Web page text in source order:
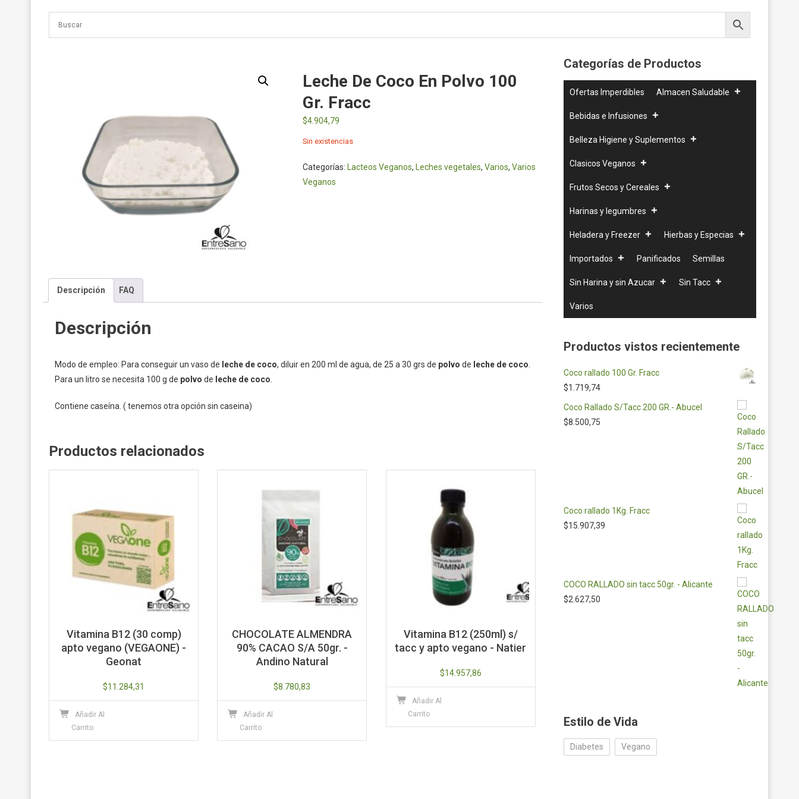
Leche De Coco En Polvo 100
Gr. Fracc
$4.904,79
Sin existencias
Categorías: Lacteos Veganos, Leches vegetales, Varios, Varios
Veganos
Descripción FAQ
Descripción
Modo de empleo: Para conseguir un vaso de leche de coco, diluir en 200 ml de agua, de 25 a 30 grs de polvo de leche de coco
Para un litro se necesita 100 g de polvo de leche de coco
Contiene caseína. ( tenemos otra opción sin caseina)
Productos relacionados
Vitamina B12 (30 comp)
apto vegano (VEGAONE) -
Geonat
$11.284,31
Añadir Al
Carrito
CHOCOLATE ALMENDRA
90% CACAO S/A 50gr. -
Andino Natural
$8.780,83
Añadir Al
Carrito
Vitamina B12 (250ml) s/
tacc y apto vegano - Natier
$14.957,86
Añadir Al
Carrito
Categorías de Productos
Ofertas Imperdibles Almacen Saludable
Bebidas e Infusiones
Belleza Higiene y Suplementos
Clasicos Veganos
Frutos Secos y Cereales
Harinas y legumbres
Heladera y Freezer Hierbas y Especias
Importados Panificados Semillas
Sin Harina y sin Azucar Sin Tacc
Varios
Productos vistos recientemente
Coco rallado 100 Gr. Fracc
$1.719,74
Coco Rallado S/Tacc 200 GR.- Abucel
$8.500,75
Coco rallado 1Kg. Fracc
$15.907,39
COCO RALLADO sin tacc 50gr. - Alicante
$2.627,50
Estilo de Vida
Diabetes Vegano